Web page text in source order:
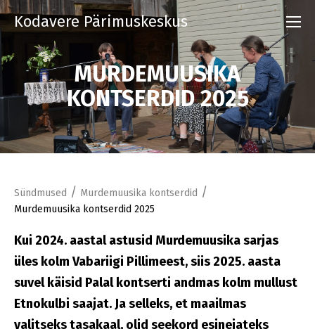
Kodavere Pärimuskeskus
MURDEMUUSIKA
KONTSERDID 2025
Sündmused / Murdemuusika kontserdid /
Murdemuusika kontserdid 2025
Kui 2024. aastal astusid Murdemuusika sarjas
üles kolm Vabariigi Pillimeest, siis 2025. aasta
suvel käisid Palal kontserti andmas kolm mullust
Etnokulbi saajat. Ja selleks, et maailmas
valitseks tasakaal, olid seekord esinejateks